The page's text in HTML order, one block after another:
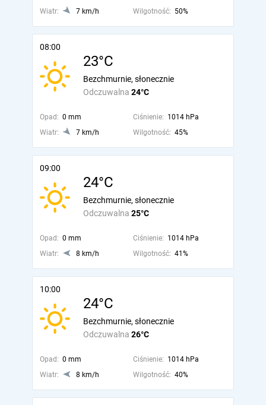
Wiatr: 7 km/h Wilgotność: 50%
08:00
23°C
Odczuwalna 24°C
Bezchmurnie, słonecznie
Opad: 0 mm Ciśnienie: 1014 hPa
Wiatr:
7 km/h Wilgotność: 45%
09:00
24°C
Odczuwalna 25°C
Bezchmurnie, słonecznie
Opad: 0 mm Ciśnienie: 1014 hPa
Wiatr:
8 km/h Wilgotność: 41%
10:00
24°C
Odczuwalna 26°C
Bezchmurnie, słonecznie
Opad: 0 mm Ciśnienie: 1014 hPa
Wiatr:
8 km/h Wilgotność: 40%